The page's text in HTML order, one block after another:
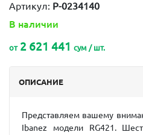
Артикул: P-0234140
В наличии
от2 621 441 сум / шт.
ОПИСАНИЕ
Представляем вашему
Ibanez модели RG421.